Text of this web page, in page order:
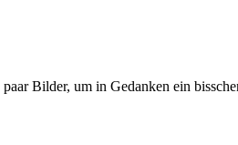
Bilder, um in Gedanken ein